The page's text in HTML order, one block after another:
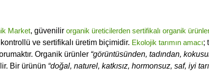
Market, güvenilir organik üreticilerden sertifikalı organik
ve sertifikalı üretim biçimidir. Ekolojik tarımın amacı;
Organik ürünler “görüntüsünden, tadından,
Bir ürünün “doğal, naturel, katkısız, hormonsuz, saf, iyi